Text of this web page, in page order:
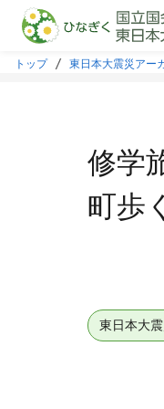
本文に飛ぶ
トップ 東日本大震災アー
修学
町歩
東日本大